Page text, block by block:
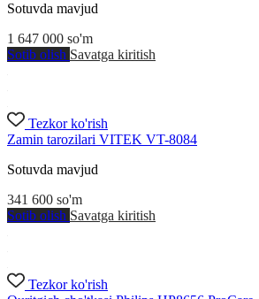
Sotuvda mavjud
1 647 000 so'm
Sotib olish Savatga kiritish
Tezkor ko'rish
Zamin tarozilari VITEK VT-8084
Sotuvda mavjud
341 600 so'm
Sotib olish Savatga kiritish
Tezkor ko'rish